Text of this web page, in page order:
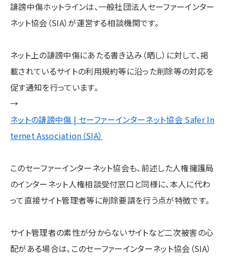
誹謗中傷ホットラインは、一般社団法人セーファーインター
ネット協会（SIA）が運営する相談機関です。
ネット上の誹謗中傷にあたる書き込み（晒し）に対して、掲
載されているサイトの利用規約等に沿った削除等の対応を
促す通知を行っています。
→
ネットの誹謗中傷 | セーファーインターネット協会 Safer In
ternet Association（SIA）
このセーファーインターネット協会も、前述した人権擁護局
のインターネット人権相談受付窓口と同様に、本人に代わ
って直接サイト管理者等に削除要請を行う点が特徴です。
サイト管理者の素性が分からないサイトなど二次被害の心
配がある場合は、このセーファーインターネット協会（SIA）